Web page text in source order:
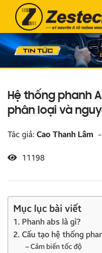
Hệ thống phanh
phân loại và
Tác giả: Cao Thanh Lâm -
11198
Mục lục bài viết
1. Phanh abs là gì?
2. Cấu tạo hệ thống
– Cảm biến tốc độ